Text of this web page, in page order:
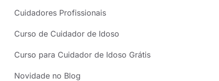
Cuidadores Profissionais
Curso de Cuidador de Idoso
Curso para Cuidador de Idoso Grátis
Novidade no Blog